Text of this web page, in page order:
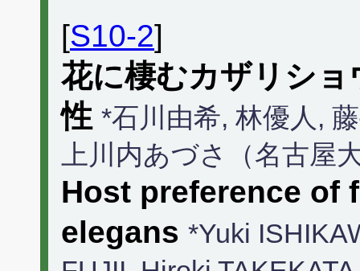
[S10-2]
花に棲むカザリシ
性 *石川由希, 林優人,
上川内あづさ（名古屋
Host preference of
elegans *Yuki